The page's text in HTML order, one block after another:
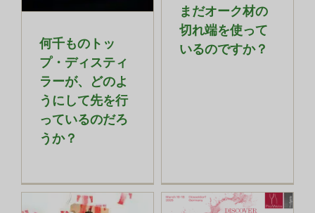
何千ものトッ
プ・ディスティ
ラーが、どのよ
うにして先を行
っているのだろ
うか？
まだオーク材の
切れ端を使って
いるのですか？